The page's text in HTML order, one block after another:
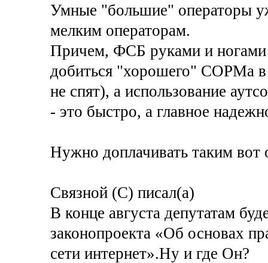
Умные "большие" операторы
мелким операторам.
Причем, ФСБ руками и ногами
добиться "хорошего" СОРМа в
не спят), а использование
- это быстро, а главное
Нужно доплачивать таким вот
Связной (С) писал(а)
В конце августа депутатам
законопроекта «Об основах
сети интернет».Ну и где Он?